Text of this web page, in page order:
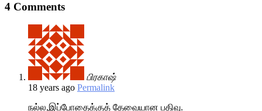
4 Comments
பிரகாஷ்
18 years ago Permalink
நல்ல,இப்போதைக்குத் தேவையான பதிவு.